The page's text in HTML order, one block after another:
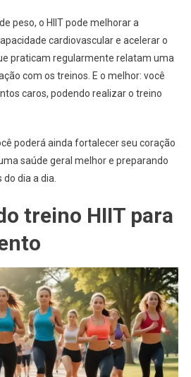
peso, o HIIT pode melhorar a
cardiovascular e acelerar o
praticam regularmente relatam uma
com os treinos. E o melhor: você
caros, podendo realizar o treino
poderá ainda fortalecer seu coração
saúde geral melhor e preparando
dia a dia.
treino HIIT para